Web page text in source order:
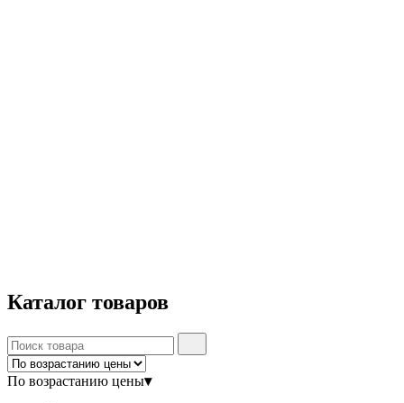
Каталог товаров
По возрастанию цены▾